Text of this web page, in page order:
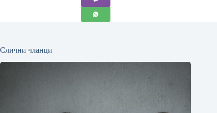
Слични чланци